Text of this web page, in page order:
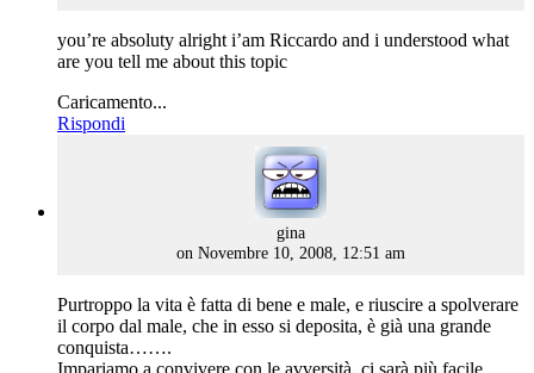
you’re absoluty alright i’am Riccardo and i understood what
are you tell me about this topic
Caricamento...
Rispondi
ginasays:
on Novembre 10, 2008, 12:51 am
Purtroppo la vita è fatta di bene e male, e riuscire a spolverare
il corpo dal male, che in esso si deposita, è già una grande
conquista…….
Impariamo a convivere con le avversità, ci sarà più facile